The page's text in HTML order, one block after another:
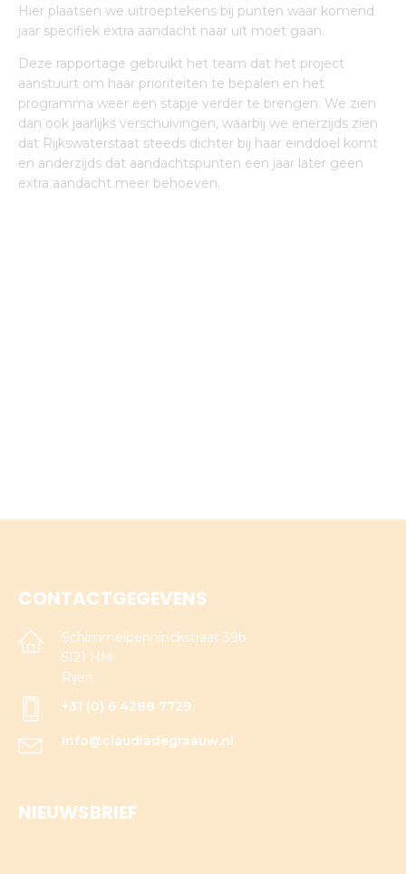
Hier plaatsen we uitroeptekens bij punten waar komend
jaar specifiek extra aandacht naar uit moet gaan.
Deze rapportage gebruikt het team dat het project
aanstuurt om haar prioriteiten te bepalen en het
programma weer een stapje verder te brengen. We zien
dan ook jaarlijks verschuivingen, waarbij we enerzijds zien
dat Rijkswaterstaat steeds dichter bij haar einddoel komt
en anderzijds dat aandachtspunten een jaar later geen
extra aandacht meer behoeven.
CONTACTGEGEVENS
Schimmelpenninckstraat 39b
5121 HM
Rijen
+31 (0) 6 4288 7729
info@claudiadegraauw.nl
NIEUWSBRIEF